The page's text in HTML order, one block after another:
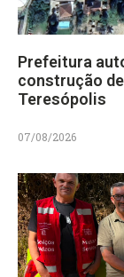
Prefeitura
construção
Teresópolis
07/08/2026